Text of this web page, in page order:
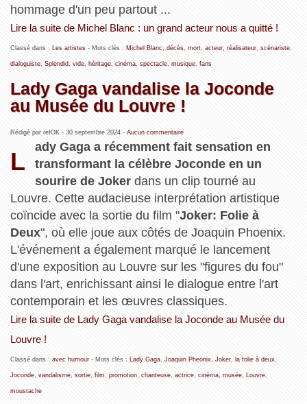
hommage d'un peu partout ...
Lire la suite de Michel Blanc : un grand acteur nous a quitté !
Classé dans : Les artistes- Mots clés : Michel Blanc décès, mort, acteur, réalisateur, scénariste,
dialoguiste, Splendid vide, héritage, cinéma, spectacle, musique, fans
Lady Gaga vandalise la Joconde
au Musée du Louvre !
Rédigé par refOK - 30 septembre 2024- Aucun commentaire
L
ady Gaga a récemment fait sensation en
transformant la célèbre Joconde en un
sourire de Joker dans un clip tourné au
Louvre. Cette audacieuse interprétation artistique
coïncide avec la sortie du film "Joker: Folie à
Deux", où elle joue aux côtés de Joaquin Phoenix.
L'événement a également marqué le lancement
d'une exposition au Louvre sur les "figures du fou"
dans l'art, enrichissant ainsi le dialogue entre l'art
contemporain et les œuvres classiques.
Lire la suite de Lady Gaga vandalise la Joconde au Musée du
Louvre !
Classé dans : avec humour- Mots clés : Lady Gaga, Joaquin Pheonix, Joker, la folie à deux
Joconde, vandalisme, sortie, film promotion, chanteuse, actrice, cinéma, musée, Louvre,
moustache